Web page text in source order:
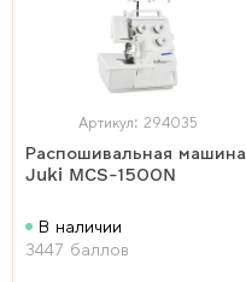
Артикул: 294035
Распошивальная машина
Juki MCS-1500N
В наличии
3447 баллов